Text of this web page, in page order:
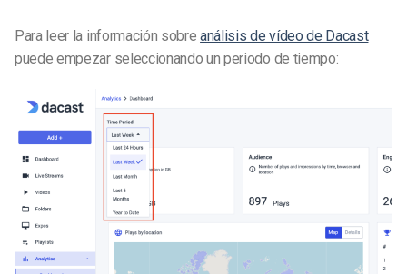
Para leer la información sobreanálisis de vídeo de Dacast
puede empezar seleccionando un periodo de tiempo: